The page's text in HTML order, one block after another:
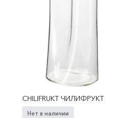
CHILIFRUKT ЧИЛИФРУКТ
Нет в наличии